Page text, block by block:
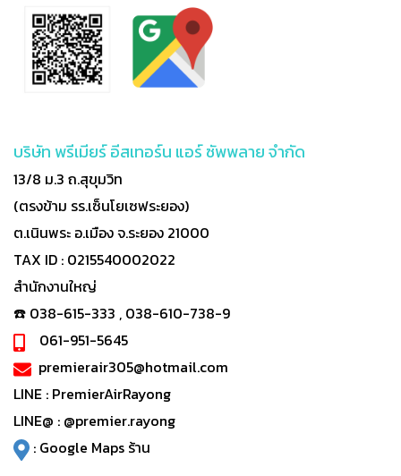
บริษัท พรีเมียร์ อีสเทอร์น แอร์ ซัพพลาย จำกัด
13/8 ม.3 ถ.สุขุมวิท
(ตรงข้าม รร.เซ็นโยเซฟระยอง)
ต.เนินพระ อ.เมือง จ.ระยอง 21000
TAX ID : 0215540002022
สำนักงานใหญ่
☎️ 038-615-333 , 038-610-738-9
061-951-5645
premierair305@hotmail.com
LINE : PremierAirRayong
LINE@ : @premier.rayong
: Google Maps ร้าน